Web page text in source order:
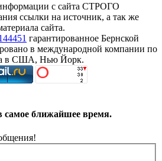
с сайта СТРОГО
ссылки на источник, а так же
сайта.
гарантированное Бернской
в международной компании по
в США, Нью Йорк.
ближайшее время.